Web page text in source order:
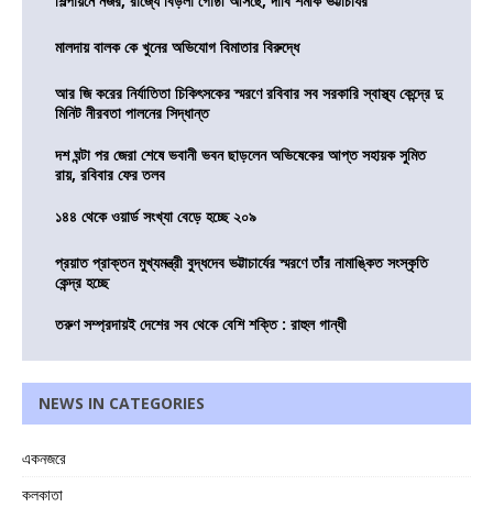
মালদায় বালক কে খুনের অভিযোগ বিমাতার বিরুদ্ধে
আর জি করের নির্যাতিতা চিকিৎসকের স্মরণে রবিবার সব সরকারি স্বাস্থ্য কেন্দ্রে দু
মিনিট নীরবতা পালনের সিদ্ধান্ত
দশ ঘন্টা পর জেরা শেষে ভবানী ভবন ছাড়লেন অভিষেকের আপ্ত সহায়ক সুমিত
রায়, রবিবার ফের তলব
১৪৪ থেকে ওয়ার্ড সংখ্যা বেড়ে হচ্ছে ২০৯
প্রয়াত প্রাক্তন মুখ্যমন্ত্রী বুদ্ধদেব ভট্টাচার্যের স্মরণে তাঁর নামাঙ্কিত সংস্কৃতি
কেন্দ্র হচ্ছে
তরুণ সম্প্রদায়ই দেশের সব থেকে বেশি শক্তি : রাহুল গান্ধী
NEWS IN CATEGORIES
একনজরে
কলকাতা